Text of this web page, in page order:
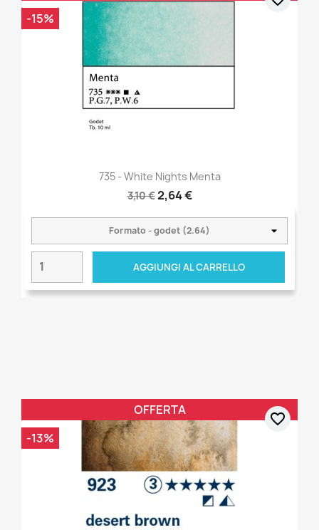
735 - White Nights Menta
3,10 €2,64 €
AGGIUNGI AL CARRELLO
-15%
OFFERTA
-13%
favorite_border